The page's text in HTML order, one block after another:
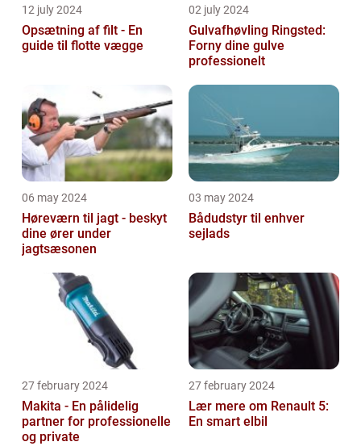
12 july 2024
Opsætning af filt - En
guide til flotte vægge
02 july 2024
Gulvafhøvling Ringsted:
Forny dine gulve
professionelt
06 may 2024
Høreværn til jagt - beskyt
dine ører under
jagtsæsonen
03 may 2024
Bådudstyr til enhver
sejlads
27 february 2024
Makita - En pålidelig
partner for professionelle
og private
27 february 2024
Lær mere om Renault 5:
En smart elbil